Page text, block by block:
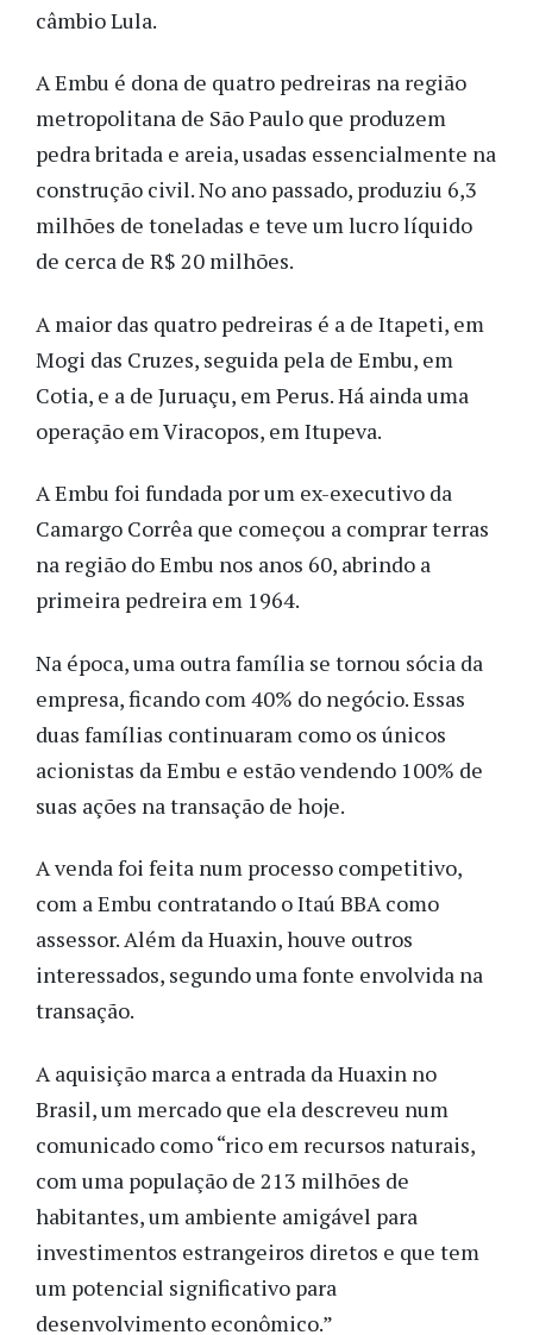
câmbio Lula.
A Embu é dona de quatro pedreiras na região
metropolitana de São Paulo que produzem
pedra britada e areia, usadas essencialmente na
construção civil. No ano passado, produziu 6,3
milhões de toneladas e teve um lucro líquido
de cerca de R$ 20 milhões.
A maior das quatro pedreiras é a de Itapeti, em
Mogi das Cruzes, seguida pela de Embu, em
Cotia, e a de Juruaçu, em Perus. Há ainda uma
operação em Viracopos, em Itupeva.
A Embu foi fundada por um ex-executivo da
Camargo Corrêa que começou a comprar terras
na região do Embu nos anos 60, abrindo a
primeira pedreira em 1964.
Na época, uma outra família se tornou sócia da
empresa, ficando com 40% do negócio. Essas
duas famílias continuaram como os únicos
acionistas da Embu e estão vendendo 100% de
suas ações na transação de hoje.
A venda foi feita num processo competitivo,
com a Embu contratando o Itaú BBA como
assessor. Além da Huaxin, houve outros
interessados, segundo uma fonte envolvida na
transação.
A aquisição marca a entrada da Huaxin no
Brasil, um mercado que ela descreveu num
comunicado como “rico em recursos naturais,
com uma população de 213 milhões de
habitantes, um ambiente amigável para
investimentos estrangeiros diretos e que tem
um potencial significativo para
desenvolvimento econômico.”